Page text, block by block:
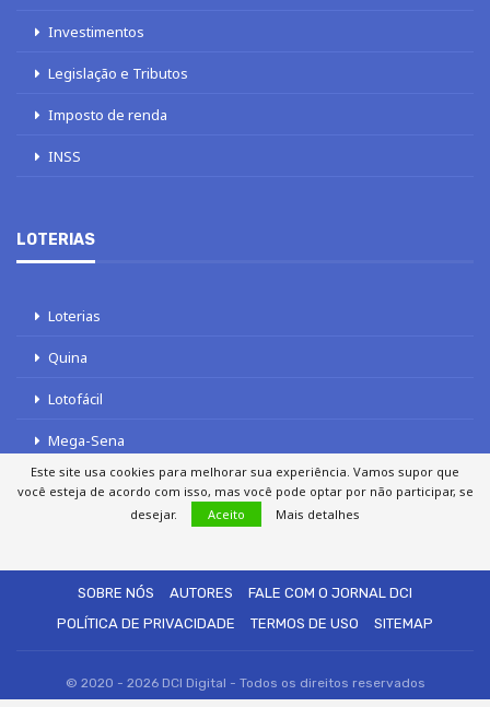
Investimentos
Legislação e Tributos
Imposto de renda
INSS
LOTERIAS
Loterias
Quina
Lotofácil
Mega-Sena
Tele sena
SOBRE NÓS AUTORES
FALE COM O JORNAL DCI
POLÍTICA DE PRIVACIDADE
TERMOS DE USO SITEMAP
© 2020 - 2026 DCI Digital - Todos os direitos reservados
Este site usa cookies para melhorar sua experiência. Vamos supor que
você esteja de acordo com isso, mas você pode optar por não participar, se
desejar.
Aceito Mais detalhes